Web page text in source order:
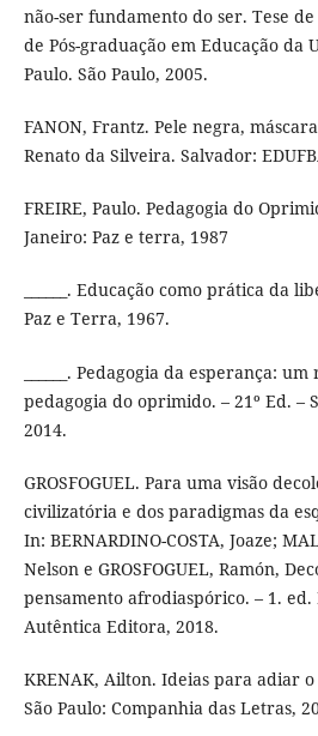
não-ser fundamento do ser. Tese
de Pós-graduação em Educação da
Paulo. São Paulo, 2005.
FANON, Frantz. Pele negra,
Renato da Silveira. Salvador:
FREIRE, Paulo. Pedagogia do
Janeiro: Paz e terra, 1987
______. Educação como prática da
Paz e Terra, 1967.
______. Pedagogia da esperança:
pedagogia do oprimido. – 21º Ed. –
2014.
GROSFOGUEL. Para uma visão
civilizatória e dos paradigmas da
In: BERNARDINO-COSTA, Joaze;
Nelson e GROSFOGUEL, Ramón,
pensamento afrodiaspórico. – 1.
Autêntica Editora, 2018.
KRENAK, Ailton. Ideias para adiar
São Paulo: Companhia das Letras,